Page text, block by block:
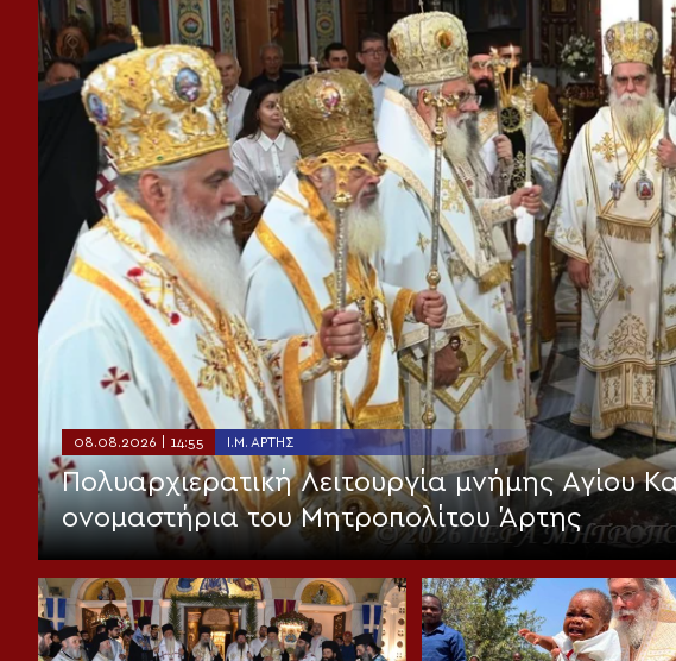
08.08.2026 | 14:55 Ι.Μ. ΆΡΤΗΣ
Πολυαρχιερατική Λειτουργία μνήμης Αγίου
ονομαστήρια του Μητροπολίτου Άρτης